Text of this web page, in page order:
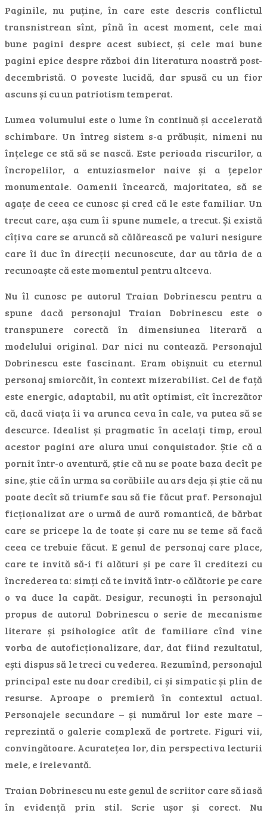
Paginile, nu puține, în care este descris conflictul
transnistrean sînt, pînă în acest moment, cele mai
bune pagini despre acest subiect, și cele mai bune
pagini epice despre război din literatura noastră post-
decembristă. O poveste lucidă, dar spusă cu un fior
ascuns și cu un patriotism temperat.
Lumea volumului este o lume în continuă și accelerată
schimbare. Un întreg sistem s-a prăbușit, nimeni nu
înțelege ce stă să se nască. Este perioada riscurilor, a
încropelilor, a entuziasmelor naive și a țepelor
monumentale. Oamenii încearcă, majoritatea, să se
agațe de ceea ce cunosc și cred că le este familiar. Un
trecut care, așa cum îi spune numele, a trecut. Și există
cîțiva care se aruncă să călărească pe valuri nesigure
care îi duc în direcții necunoscute, dar au tăria de a
recunoaște că este momentul pentru altceva.
Nu îl cunosc pe autorul Traian Dobrinescu pentru a
spune dacă personajul Traian Dobrinescu este o
transpunere corectă în dimensiunea literară a
modelului original. Dar nici nu contează. Personajul
Dobrinescu este fascinant. Eram obișnuit cu eternul
personaj smiorcăit, în context mizerabilist. Cel de față
este energic, adaptabil, nu atît optimist, cît încrezător
că, dacă viața îi va arunca ceva în cale, va putea să se
descurce. Idealist și pragmatic în acelați timp, eroul
acestor pagini are alura unui conquistador. Știe că a
pornit într-o aventură, știe că nu se poate baza decît pe
sine, știe că în urma sa corăbiile au ars deja și știe că nu
poate decît să triumfe sau să fie făcut praf. Personajul
ficționalizat are o urmă de aură romantică, de bărbat
care se pricepe la de toate și care nu se teme să facă
ceea ce trebuie făcut. E genul de personaj care place,
care te invită să-i fi alături și pe care îl creditezi cu
încrederea ta: simți că te invită într-o călătorie pe care
o va duce la capăt. Desigur, recunoști în personajul
propus de autorul Dobrinescu o serie de mecanisme
literare și psihologice atît de familiare cînd vine
vorba de autoficționalizare, dar, dat fiind rezultatul,
ești dispus să le treci cu vederea. Rezumînd, personajul
principal este nu doar credibil, ci și simpatic și plin de
resurse. Aproape o premieră în contextul actual.
Personajele secundare – și numărul lor este mare –
reprezintă o galerie complexă de portrete. Figuri vii,
convingătoare. Acuratețea lor, din perspectiva lecturii
mele, e irelevantă.
Traian Dobrinescu nu este genul de scriitor care să iasă
în evidență prin stil. Scrie ușor și corect. Nu